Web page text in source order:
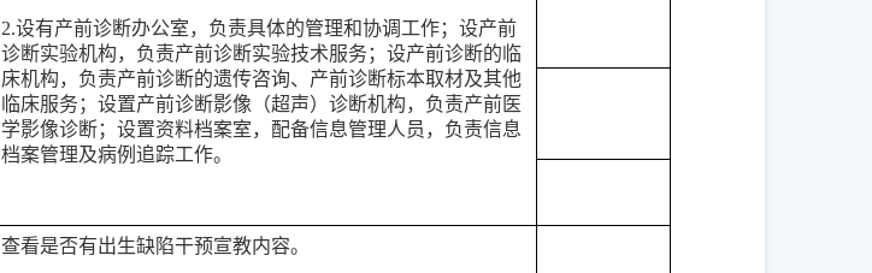
2.设有产前诊断办公室，负责具体的管理和协调工作；设产前
诊断实验机构，负责产前诊断实验技术服务；设产前诊断的临
床机构，负责产前诊断的遗传咨询、产前诊断标本取材及其他
临床服务；设置产前诊断影像（超声）诊断机构，负责产前医
学影像诊断；设置资料档案室，配备信息管理人员，负责信息
档案管理及病例追踪工作。
查看是否有出生缺陷干预宣教内容。